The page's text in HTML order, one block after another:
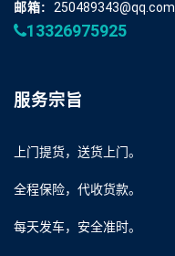
邮箱:
250489343@qq.com
13326975925
服务宗旨
上门提货，送货上门。
全程保险，代收货款。
每天发车，安全准时。